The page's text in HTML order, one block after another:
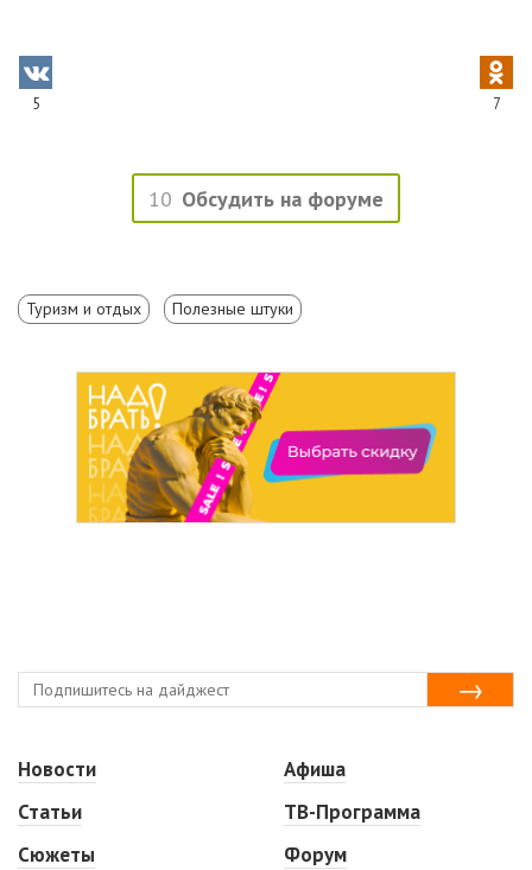
5 7
10 Обсудить на форуме
Туризм и отдых Полезные штуки
Новости
Статьи
Сюжеты
Афиша
ТВ-Программа
Форум